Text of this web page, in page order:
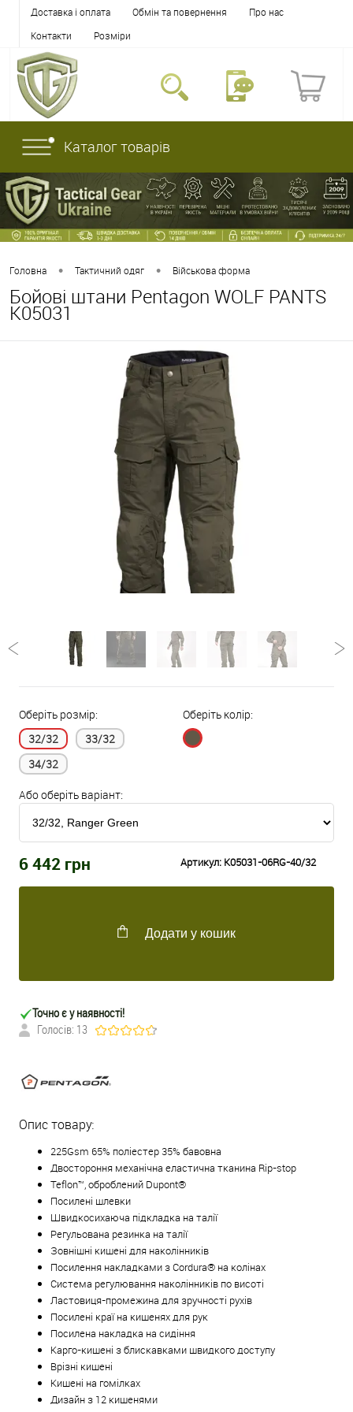
Доставка і оплата Обмін та повернення
Про нас
Контакти
Розміри
Каталог товарів
Головна • Тактичний одяг • Військова форма
Бойові штани Pentagon WOLF PANTS
K05031
Оберіть розмір:
32/32
33/32
34/32
Оберіть колір:
Або оберіть варіант:
6 442 грн Артикул: K05031-06RG-40/32
Додати у кошик
Точно є у наявності!
Голосів: 13
Опис товару:
225Gsm 65% поліестер 35% бавовна
Двостороння механічна еластична тканина Rip-stop
Teflon™, оброблений Dupont®
Посилені шлевки
Швидкосихаюча підкладка на талії
Регульована резинка на талії
Зовнішні кишені для наколінників
Посилення накладками з Cordura® на колінах
Система регулювання наколінників по висоті
Ластовиця-промежина для зручності рухів
Посилені краї на кишенях для рук
Посилена накладка на сидіння
Карго-кишені з блискавками швидкого доступу
Врізні кишені
Кишені на гомілках
Дизайн з 12 кишенями